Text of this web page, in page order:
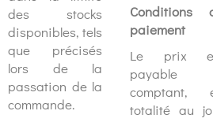
des stocks
disponibles, tels
que précisés
lors de la
passation de la
commande.
Conditions
paiement
Le prix
payable
comptant,
totalité au